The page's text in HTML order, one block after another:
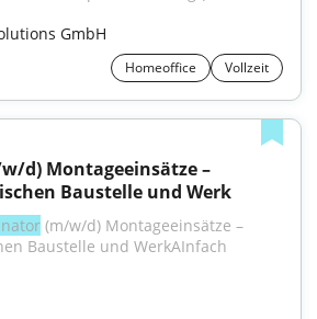
GmbH
Homeoffice Vollzeit
d) Montageeinsätze –
Baustelle und Werk
(m/w/d) Montageeinsätze –
Baustelle und WerkAInfach